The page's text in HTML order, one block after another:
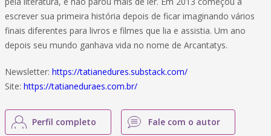
escrever sua primeira história depois de ficar imaginando vários
finais diferentes para livros e filmes que lia e assistia. Um ano
depois seu mundo ganhava vida no nome de Arcantatys.
Newsletter: https://tatianedures.substack.com/
Site: https://tatianeduraes.com.br/
Perfil completo Fale com o autor